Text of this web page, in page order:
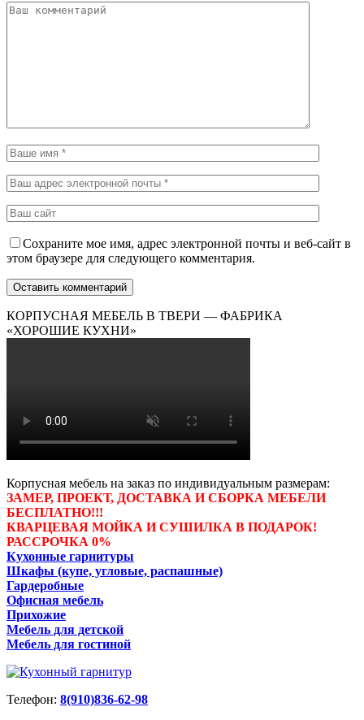
Сохраните мое имя, адрес электронной почты и веб-сайт в
этом браузере для следующего комментария.
КОРПУСНАЯ МЕБЕЛЬ В ТВЕРИ — ФАБРИКА
«ХОРОШИЕ КУХНИ»
Корпусная мебель на заказ по индивидуальным размерам:
ЗАМЕР, ПРОЕКТ, ДОСТАВКА И СБОРКА МЕБЕЛИ
БЕСПЛАТНО!!!
КВАРЦЕВАЯ МОЙКА И СУШИЛКА В ПОДАРОК!
РАССРОЧКА 0%
Кухонные гарнитуры
Шкафы (купе, угловые, распашные)
Гардеробные
Офисная мебель
Прихожие
Мебель для детской
Мебель для гостиной
Телефон: 8(910)836-62-98